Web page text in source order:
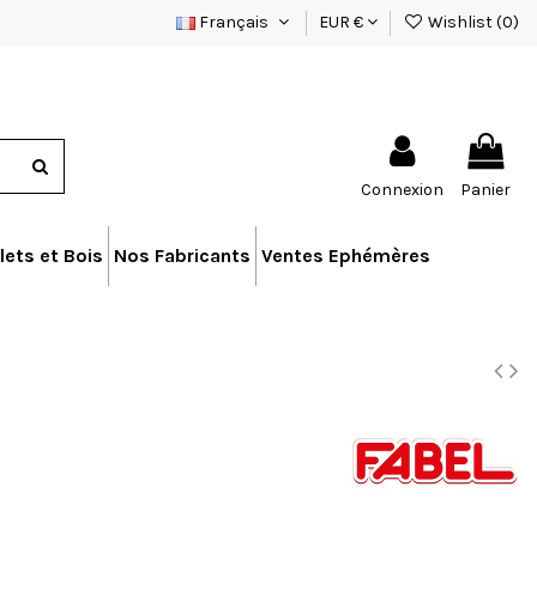
Français EUR € Wishlist (0)
Connexion Panier
et Bois Nos Fabricants Ventes Ephémères